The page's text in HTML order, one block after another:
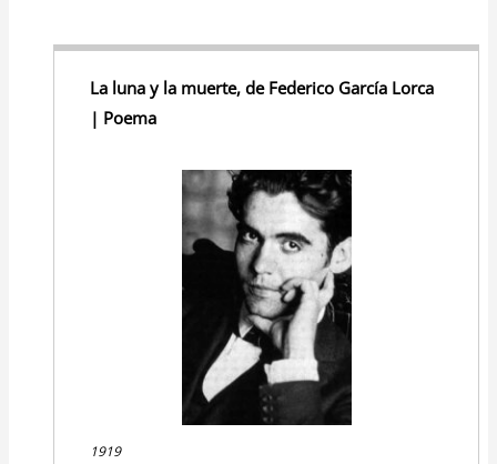
La luna y la muerte, de Federico García Lorca
| Poema
1919